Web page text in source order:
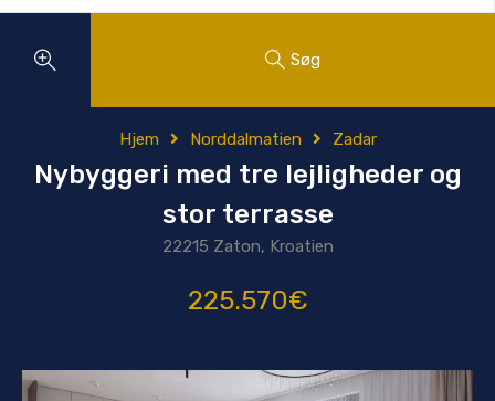
Søg
Hjem Norddalmatien Zadar
Nybyggeri med tre lejligheder og
stor terrasse
22215 Zaton, Kroatien
225.570€